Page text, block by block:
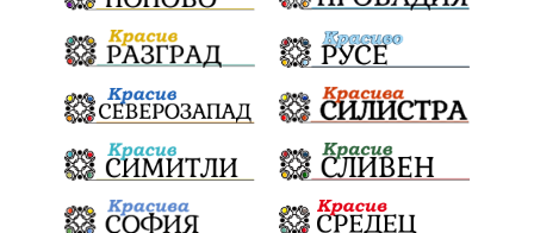
Паралел България и Унгария полет в Космоса
българин в Космоса майор Георги Иванов
Добри новини за Белослав
новия ферибот вече е готов Нов етап